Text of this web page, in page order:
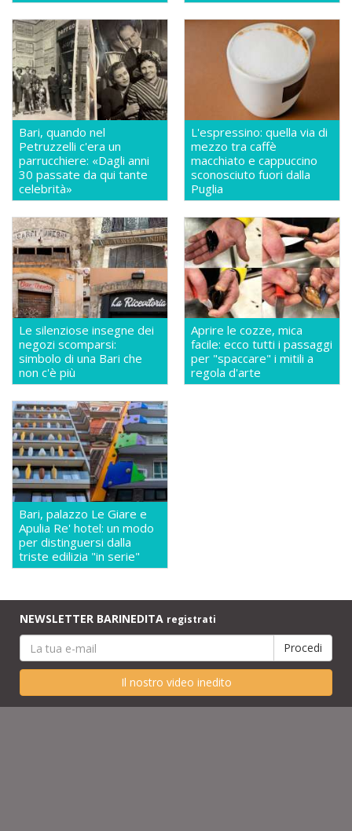
Bari, quando nel
Petruzzelli c'era un
parrucchiere: «Dagli anni
30 passate da qui tante
celebrità»
L'espressino: quella via di
mezzo tra caffè
macchiato e cappuccino
sconosciuto fuori dalla
Puglia
Le silenziose insegne dei
negozi scomparsi:
simbolo di una Bari che
non c'è più
Aprire le cozze, mica
facile: ecco tutti i passaggi
per "spaccare" i mitili a
regola d'arte
Bari, palazzo Le Giare e
Apulia Re' hotel: un modo
per distinguersi dalla
triste edilizia "in serie"
NEWSLETTER BARINEDITA registrati
Il nostro video inedito